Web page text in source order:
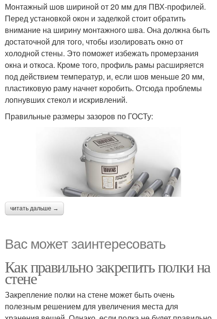
Монтажный шов шириной от 20 мм для ПВХ-профилей.
Перед установкой окон и заделкой стоит обратить
внимание на ширину монтажного шва. Она должна быть
достаточной для того, чтобы изолировать окно от
холодной стены. Это поможет избежать промерзания
окна и откоса. Кроме того, профиль рамы расширяется
под действием температур, и, если шов меньше 20 мм,
пластиковую раму начнет коробить. Отсюда проблемы
лопнувших стекол и искривлений.
Правильные размеры зазоров по ГОСТу:
читать дальше →
Вас может заинтересовать
Как правильно закрепить полки на
стене
Закрепление полки на стене может быть очень
полезным решением для увеличения места для